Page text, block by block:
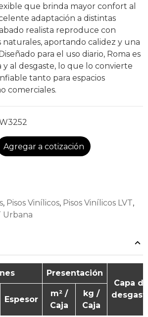
que brinda mayor confort al
adaptación a distintas
realista reproduce con
aportando calidez y una
para el uso diario, Roma es
y al desgaste, lo que lo convierte
tanto para espacios
comerciales.
Agregar a cotización
, Pisos Vinílicos, Pisos Vinílicos LVT,
Urbana
Presentación
Capa
Espesor
m² /
Caja
kg /
Caja